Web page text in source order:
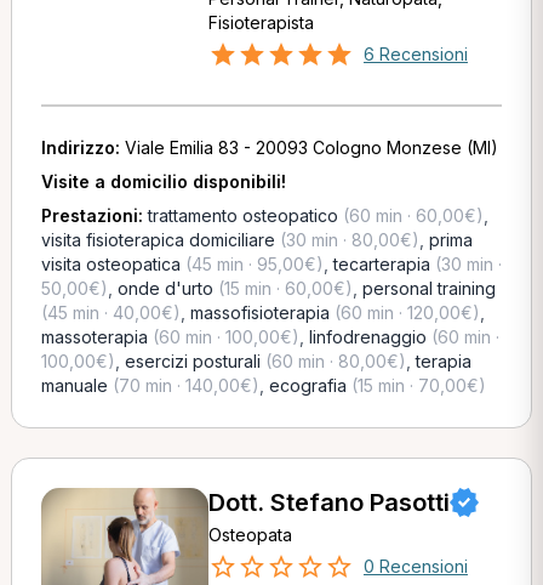
Fisioterapista
6 Recensioni
Indirizzo: Viale Emilia 83 - 20093 Cologno Monzese (MI)
Visite a domicilio disponibili!
Prestazioni:trattamento osteopatico (60 min · 60,00€)
visita fisioterapica domiciliare (30 min · 80,00€) prima
visita osteopatica (45 min · 95,00€) ,tecarterapia (30 min ·
50,00€) onde d'urto (15 min · 60,00€) personal training
(45 min · 40,00€) massofisioterapia (60 min · 120,00€)
massoterapia (60 min · 100,00€) linfodrenaggio (60 min ·
100,00€) esercizi posturali (60 min · 80,00€) ,terapia
manuale (70 min · 140,00€) ecografia (15 min · 70,00€)
Dott. Stefano Pasotti
Osteopata
0 Recensioni